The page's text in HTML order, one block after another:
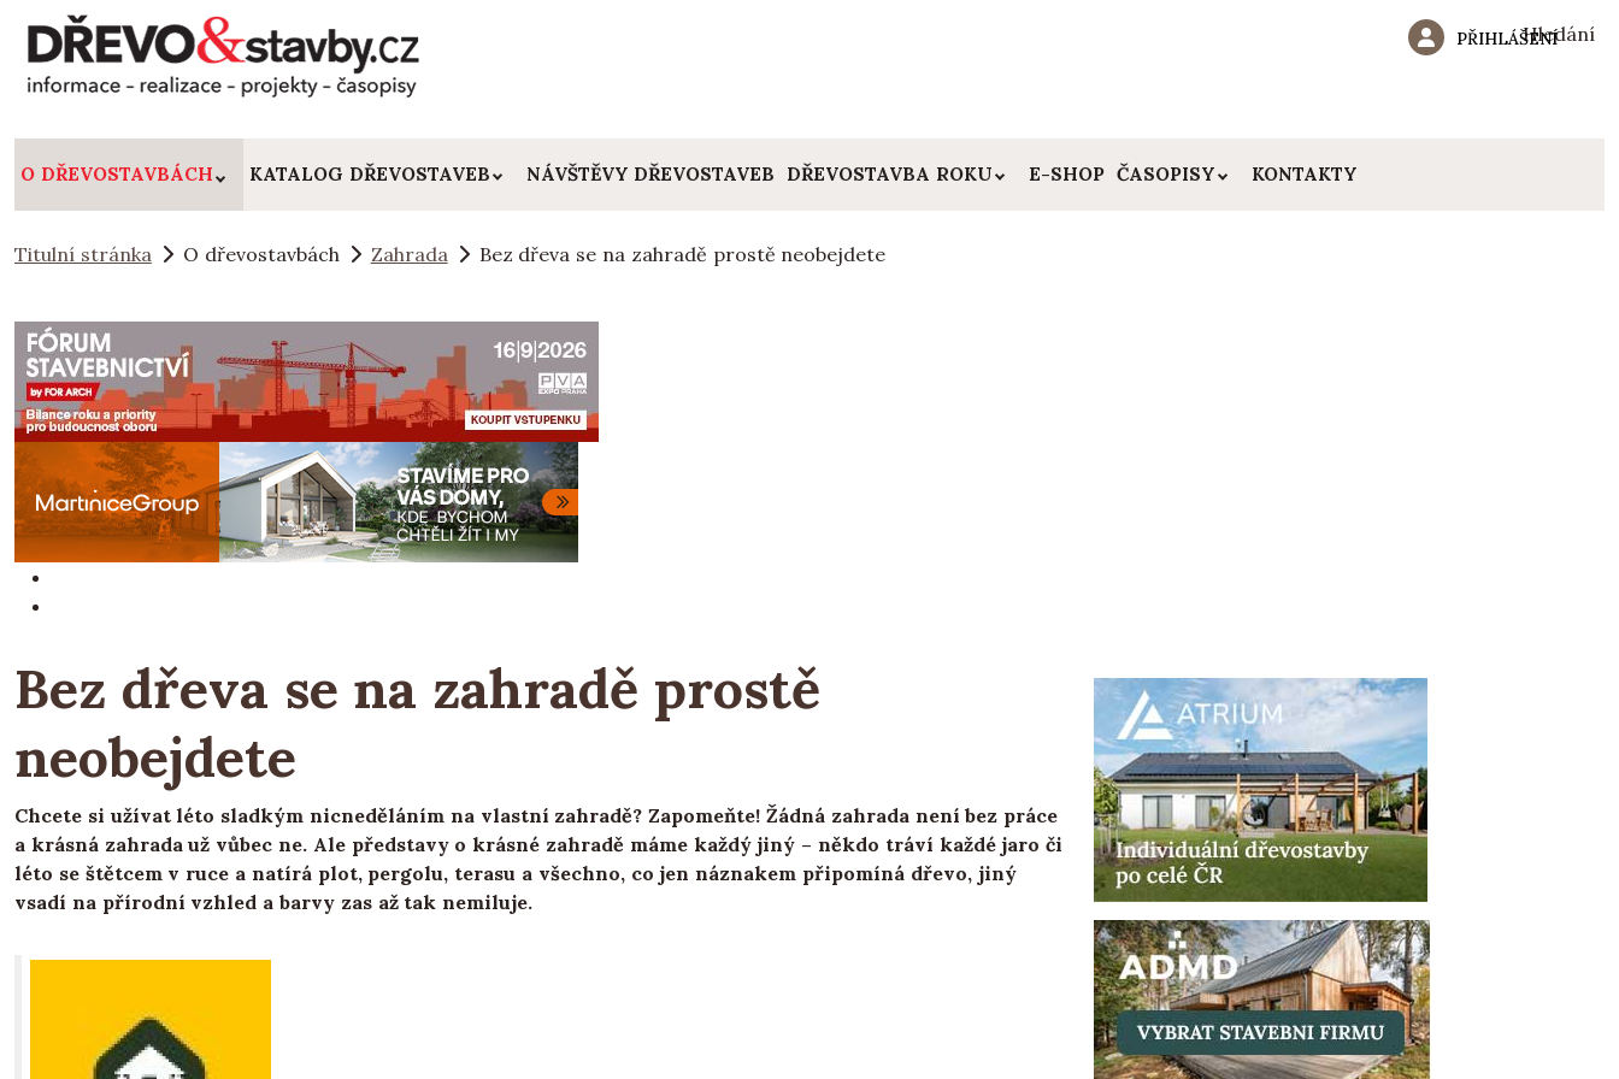
Hledání
PŘIHLÁŠENÍ
O DŘEVOSTAVBÁCH KATALOG DŘEVOSTAVEB NÁVŠTĚVY DŘEVOSTAVEB DŘEVOSTAVBA ROKU E-SHOP ČASOPISY KONTAKTY
Titulní stránka O dřevostavbách Zahrada Bez dřeva se na zahradě prostě neobejdete
Bez dřeva se na zahradě prostě
neobejdete
Chcete si užívat léto sladkým nicneděláním na vlastní zahradě? Zapomeňte! Žádná zahrada není bez práce
a krásná zahrada už vůbec ne. Ale představy o krásné zahradě máme každý jiný – někdo tráví každé jaro či
léto se štětcem v ruce a natírá plot, pergolu, terasu a všechno, co jen náznakem připomíná dřevo, jiný
vsadí na přírodní vzhled a barvy zas až tak nemiluje.